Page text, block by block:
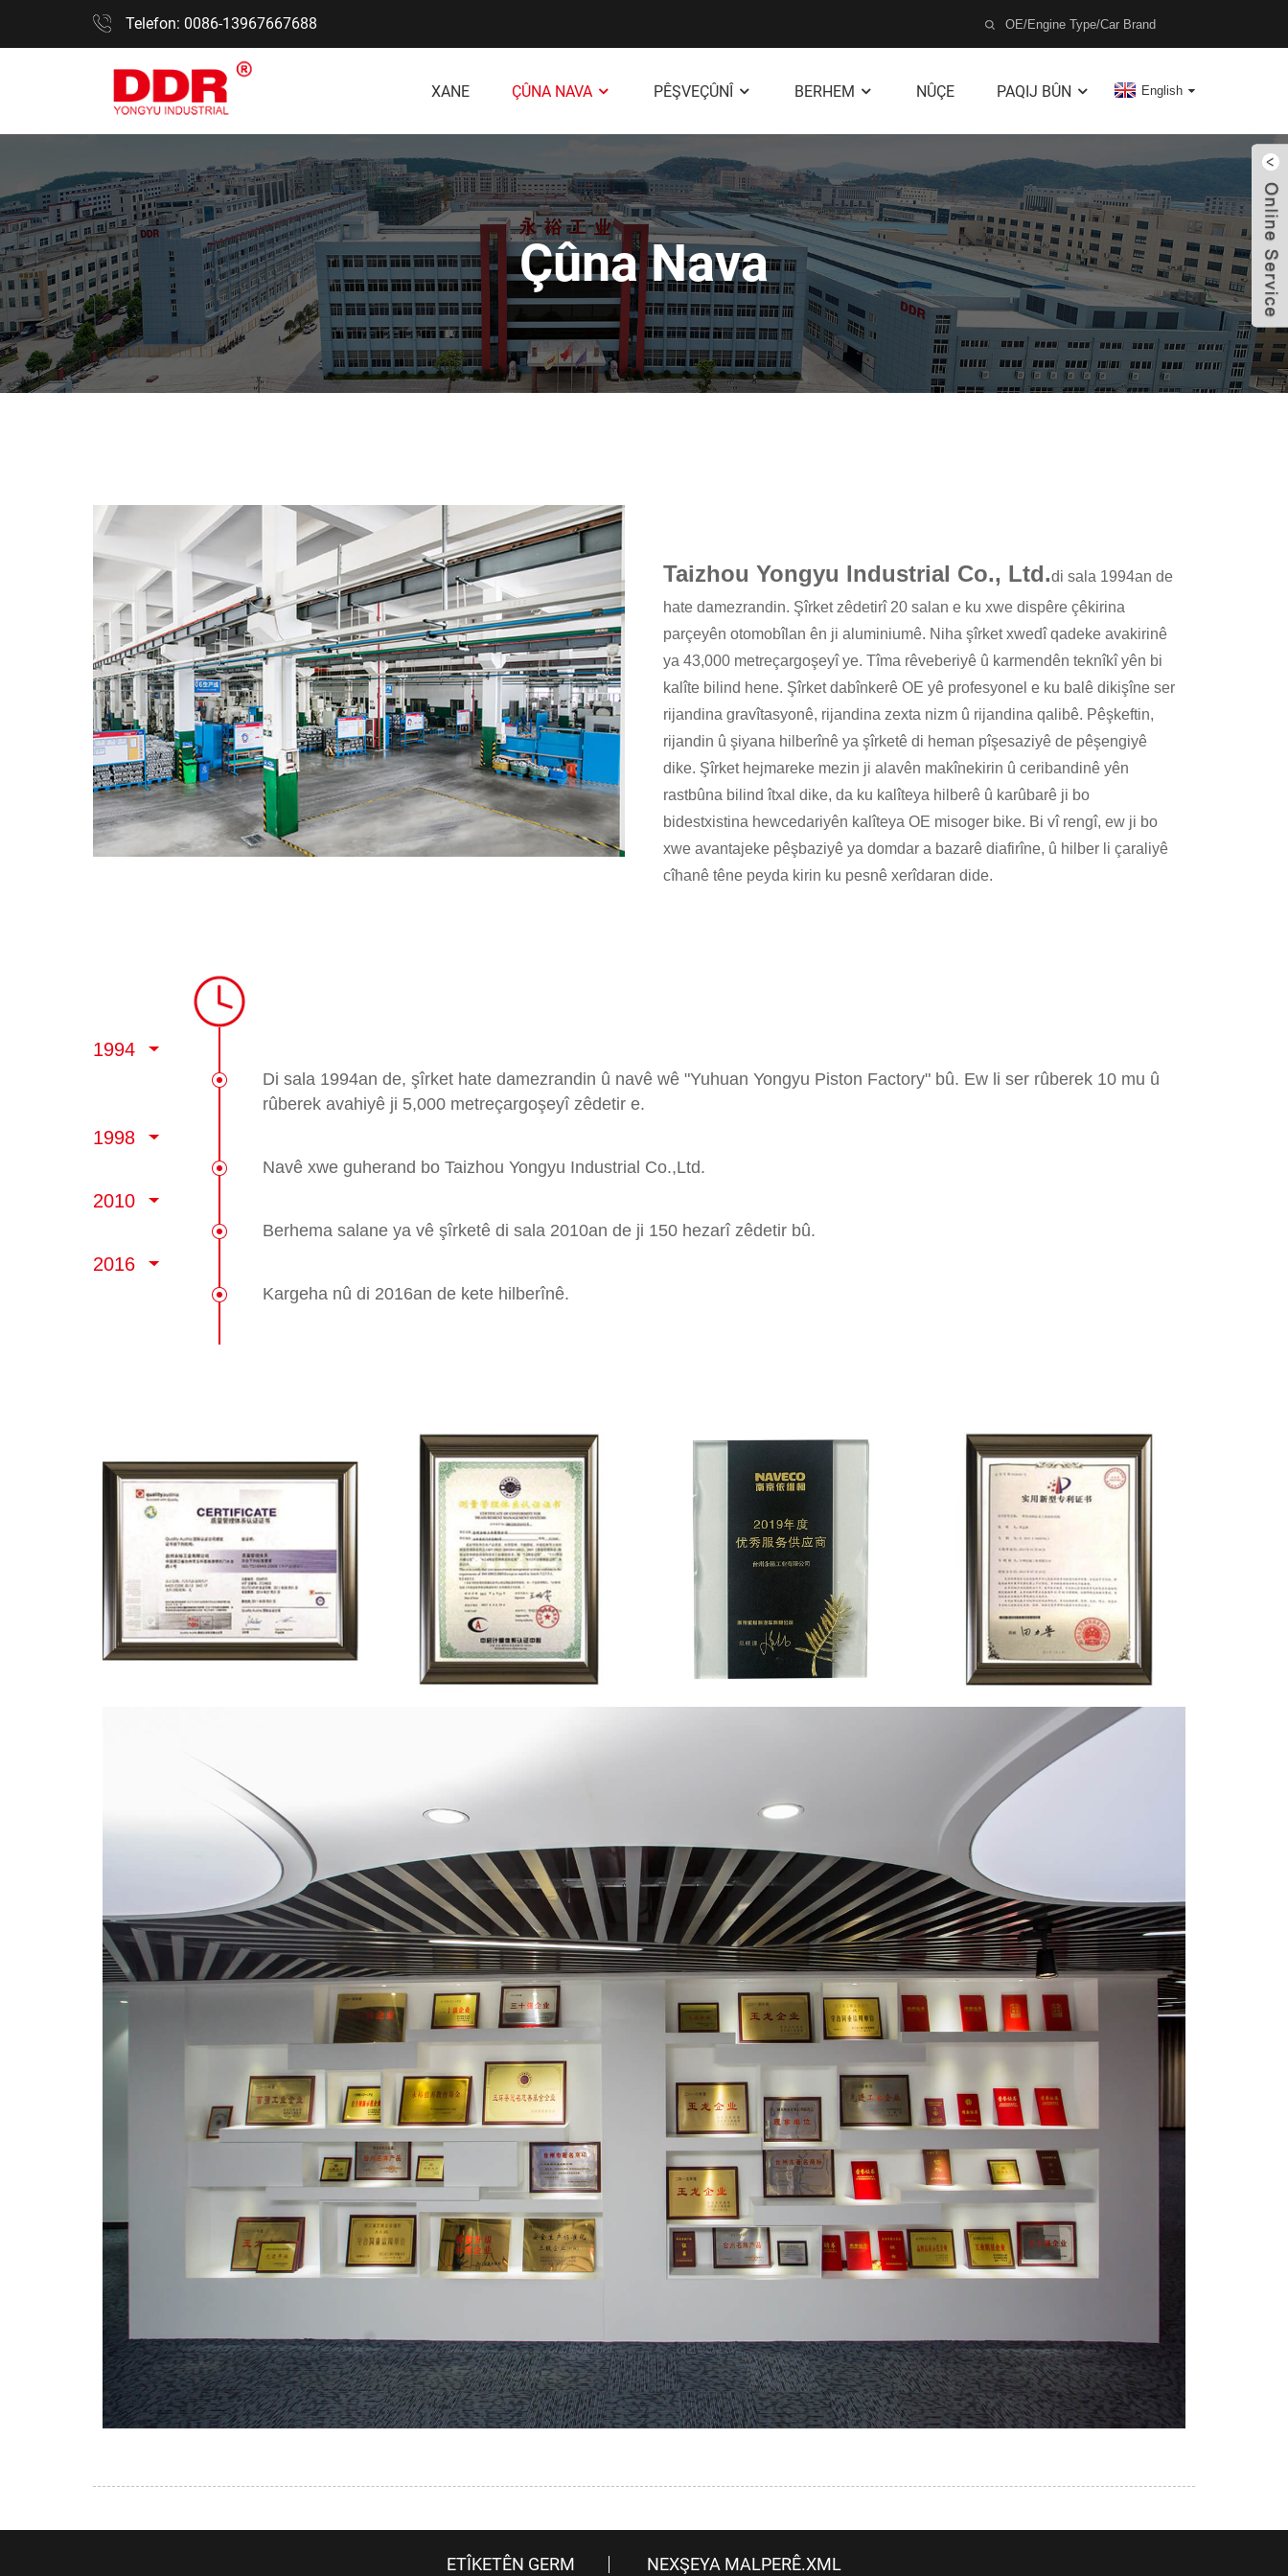
Telefon: 0086-13967667688
XANE ÇÛNA NAVA PÊŞVEÇÛNÎ BERHEM NÛÇE PAQIJ BÛN English
Çûna Nava
Taizhou Yongyu Industrial Co., Ltd.di sala 1994an de
hate damezrandin. Şîrket zêdetirî 20 salan e ku xwe dispêre çêkirina
parçeyên otomobîlan ên ji aluminiumê. Niha şîrket xwedî qadeke avakirinê
ya 43,000 metreçargoşeyî ye. Tîma rêveberiyê û karmendên teknîkî yên bi
kalîte bilind hene. Şîrket dabînkerê OE yê profesyonel e ku balê dikişîne ser
rijandina gravîtasyonê, rijandina zexta nizm û rijandina qalibê. Pêşkeftin,
rijandin û şiyana hilberînê ya şîrketê di heman pîşesaziyê de pêşengiyê
dike. Şîrket hejmareke mezin ji alavên makînekirin û ceribandinê yên
rastbûna bilind îtxal dike, da ku kalîteya hilberê û karûbarê ji bo
bidestxistina hewcedariyên kalîteya OE misoger bike. Bi vî rengî, ew ji bo
xwe avantajeke pêşbaziyê ya domdar a bazarê diafirîne, û hilber li çaraliyê
cîhanê têne peyda kirin ku pesnê xerîdaran dide.
1994
Di sala 1994an de, şîrket hate damezrandin û navê wê "Yuhuan Yongyu Piston Factory" bû. Ew li ser rûberek 10 mu û
rûberek avahiyê ji 5,000 metreçargoşeyî zêdetir e.
1998
Navê xwe guherand bo Taizhou Yongyu Industrial Co.,Ltd.
2010
Berhema salane ya vê şîrketê di sala 2010an de ji 150 hezarî zêdetir bû.
2016
Kargeha nû di 2016an de kete hilberînê.
ETÎKETÊN GERM NEXŞEYA MALPERÊ.XML